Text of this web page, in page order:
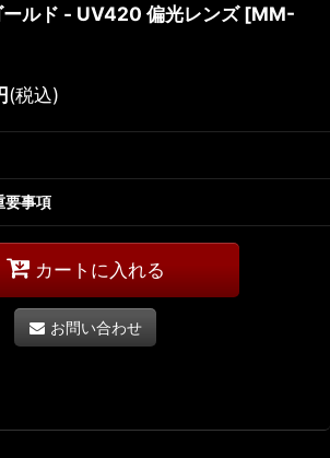
ルド - UV420 偏光レンズ [MM-
(税込)
要事項
カートに入れる
お問い合わせ